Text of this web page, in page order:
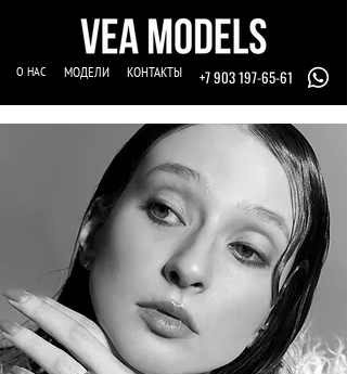
О НАС МОДЕЛИ КОНТАКТЫ +7 903 197-65-61